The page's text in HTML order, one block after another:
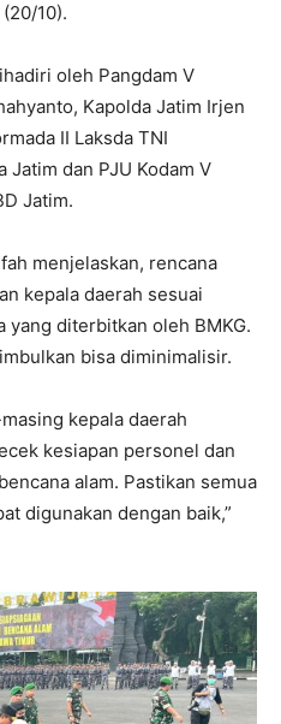
10).
oleh Pangdam V
Kapolda Jatim Irjen
II Laksda TNI
Jatim dan PJU Kodam V
Jatim.
menjelaskan, rencana
kepala daerah sesuai
yang diterbitkan oleh BMKG.
bisa diminimalisir.
kepala daerah
kesiapan personel dan
alam. Pastikan semua
digunakan dengan baik,”